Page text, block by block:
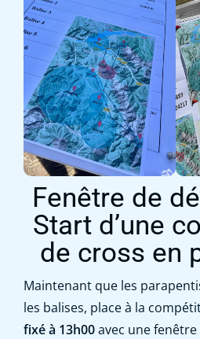
Fenêtre de
Start d’une
de cross en
Maintenant que les
les balises, place à la
fixé à 13h00avec une